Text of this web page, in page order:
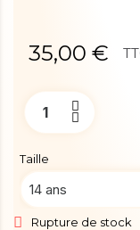
35,00 €
Taille
Rupture de stock